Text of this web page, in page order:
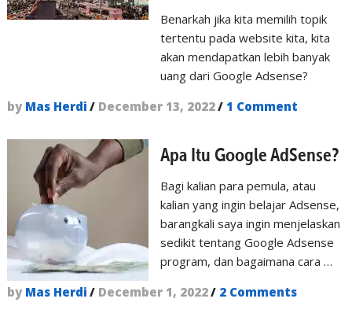
Benarkah jika kita memilih topik
tertentu pada website kita, kita
akan mendapatkan lebih banyak
uang dari Google Adsense?
by Mas Herdi / December 13, 2022/ 1 Comment
Apa Itu Google AdSense?
Bagi kalian para pemula, atau
kalian yang ingin belajar Adsense,
barangkali saya ingin menjelaskan
sedikit tentang Google Adsense
program, dan bagaimana cara …
by Mas Herdi / December 1, 2022/ 2 Comments